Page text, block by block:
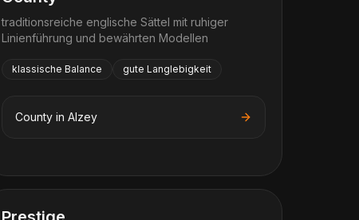
traditionsreiche englische Sättel mit ruhiger
Linienführung und bewährten Modellen
klassische Balance gute Langlebigkeit
Countyin Alzey